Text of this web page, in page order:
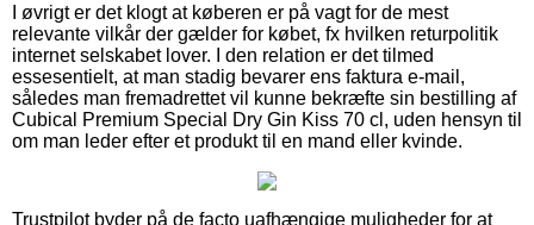
I øvrigt er det klogt at køberen er på vagt for de mest
relevante vilkår der gælder for købet, fx hvilken returpolitik
internet selskabet lover. I den relation er det tilmed
essesentielt, at man stadig bevarer ens faktura e-mail,
således man fremadrettet vil kunne bekræfte sin bestilling af
Cubical Premium Special Dry Gin Kiss 70 cl, uden hensyn til
om man leder efter et produkt til en mand eller kvinde.
Trustpilot byder på de facto uafhængige muligheder for at